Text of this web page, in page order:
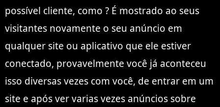
possível cliente, como ? É mostrado ao seus
visitantes novamente o seu anúncio em
qualquer site ou aplicativo que ele estiver
conectado, provavelmente você já aconteceu
isso diversas vezes com você, de entrar em um
site e após ver varias vezes anúncios sobre